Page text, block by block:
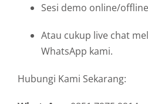
Sesi demo online/offline
Atau cukup live chat
WhatsApp kami.
Hubungi Kami Sekarang: